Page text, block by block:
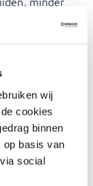
wij
cookies
binnen
op basis van
social
toe aan de
en best
geeft je de
naast
te
en